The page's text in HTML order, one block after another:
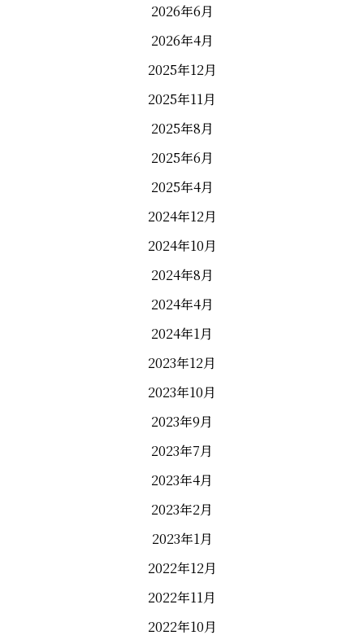
2026年6月
2026年4月
2025年12月
2025年11月
2025年8月
2025年6月
2025年4月
2024年12月
2024年10月
2024年8月
2024年4月
2024年1月
2023年12月
2023年10月
2023年9月
2023年7月
2023年4月
2023年2月
2023年1月
2022年12月
2022年11月
2022年10月